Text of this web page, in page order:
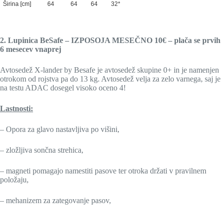
Širina [cm] 64 64 64 32*
2. Lupinica BeSafe – IZPOSOJA MESEČNO 10€ – plača se prvih
6 mesecev vnaprej
Avtosedež X-lander by Besafe je avtosedež skupine 0+ in je namenjen
otrokom od rojstva pa do 13 kg. Avtosedež velja za zelo varnega, saj je
na testu ADAC dosegel visoko oceno 4!
Lastnosti:
– Opora za glavo nastavljiva po višini,
– zložljiva sončna strehica,
– magneti pomagajo namestiti pasove ter otroka držati v pravilnem
položaju,
– mehanizem za zategovanje pasov,